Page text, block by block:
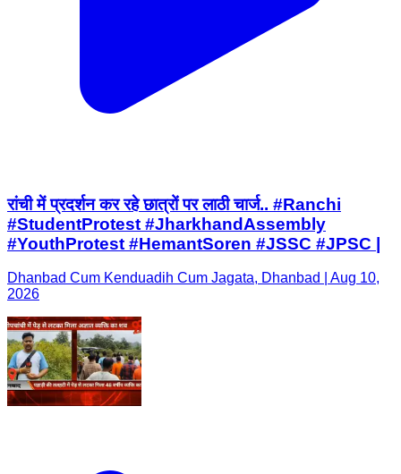
रांची में प्रदर्शन कर रहे छात्रों पर लाठी चार्ज.. #Ranchi
#StudentProtest #JharkhandAssembly
#YouthProtest #HemantSoren #JSSC #JPSC |
Dhanbad Cum Kenduadih Cum Jagata, Dhanbad | Aug 10,
2026